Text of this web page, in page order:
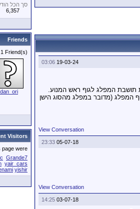
19-03-24
03:06
תושבת המפלג לגוף ראש המנוע.
המפלג (מדובר במפלג מהסוג הישן
View Conversation
05-07-18
23:33
View Conversation
03-07-18
14:25
סך הכל
6,357
Friends
Friend(s)
Visitors
were:
Grande7
yair_cars
yishir